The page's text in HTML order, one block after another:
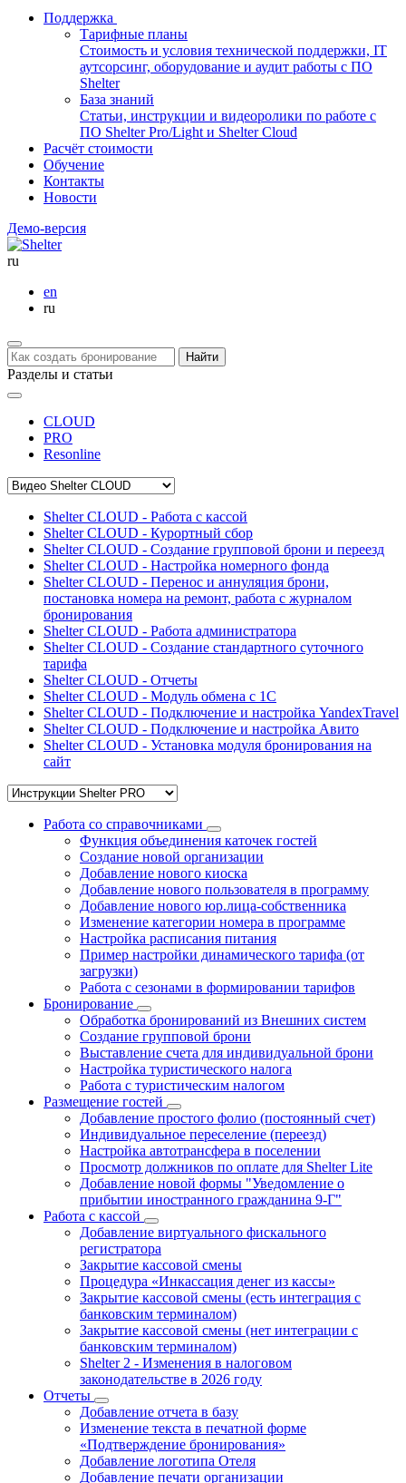
Поддержка
Тарифные планы
Стоимость и условия технической поддержки, IT
аутсорсинг, оборудование и аудит работы с ПО
Shelter
База знаний
Статьи, инструкции и видеоролики по работе с
ПО Shelter Pro/Light и Shelter Cloud
Расчёт стоимости
Обучение
Контакты
Новости
Демо-версия
ru
en
ru
Найти
Разделы и статьи
CLOUD
PRO
Resonline
Shelter CLOUD - Работа с кассой
Shelter CLOUD - Курортный сбор
Shelter CLOUD - Создание групповой брони и переезд
Shelter CLOUD - Настройка номерного фонда
Shelter CLOUD - Перенос и аннуляция брони,
постановка номера на ремонт, работа с журналом
бронирования
Shelter CLOUD - Работа администратора
Shelter CLOUD - Создание стандартного суточного
тарифа
Shelter CLOUD - Отчеты
Shelter CLOUD - Модуль обмена с 1С
Shelter CLOUD - Подключение и настройка YandexTravel
Shelter CLOUD - Подключение и настройка Авито
Shelter CLOUD - Установка модуля бронирования на
сайт
Работа со справочниками
Функция объединения каточек гостей
Создание новой организации
Добавление нового киоска
Добавление нового пользователя в программу
Добавление нового юр.лица-собственника
Изменение категории номера в программе
Настройка расписания питания
Пример настройки динамического тарифа (от
загрузки)
Работа с сезонами в формировании тарифов
Бронирование
Обработка бронирований из Внешних систем
Создание групповой брони
Выставление счета для индивидуальной брони
Настройка туристического налога
Работа с туристическим налогом
Размещение гостей
Добавление простого фолио (постоянный счет)
Индивидуальное переселение (переезд)
Настройка автотрансфера в поселении
Просмотр должников по оплате для Shelter Lite
Добавление новой формы "Уведомление о
прибытии иностранного гражданина 9-Г"
Работа с кассой
Добавление виртуального фискального
регистратора
Закрытие кассовой смены
Процедура «Инкассация денег из кассы»
Закрытие кассовой смены (есть интеграция с
банковским терминалом)
Закрытие кассовой смены (нет интеграции с
банковским терминалом)
Shelter 2 - Изменения в налоговом
законодательстве в 2026 году
Отчеты
Добавление отчета в базу
Изменение текста в печатной форме
«Подтверждение бронирования»
Добавление логотипа Отеля
Добавление печати организации